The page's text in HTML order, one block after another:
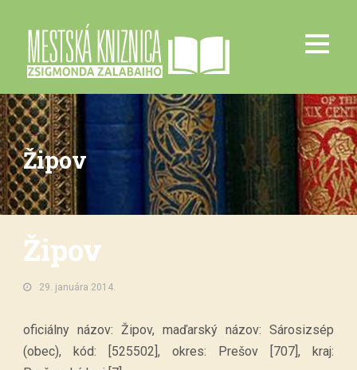
Žipov
Žipov
29. januára 2014.
oficiálny názov: Žipov, maďarský názov: Sárosizsép
(obec), kód: [525502], okres: Prešov [707], kraj: